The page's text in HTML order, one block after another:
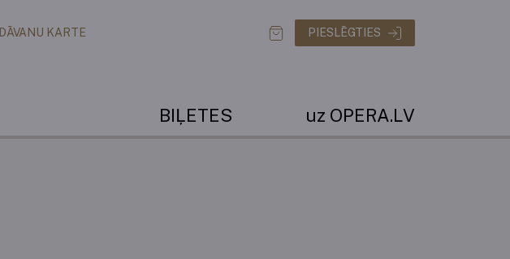
PIESLĒGTIES
DĀVANU KARTE
BIĻETES uz OPERA.LV